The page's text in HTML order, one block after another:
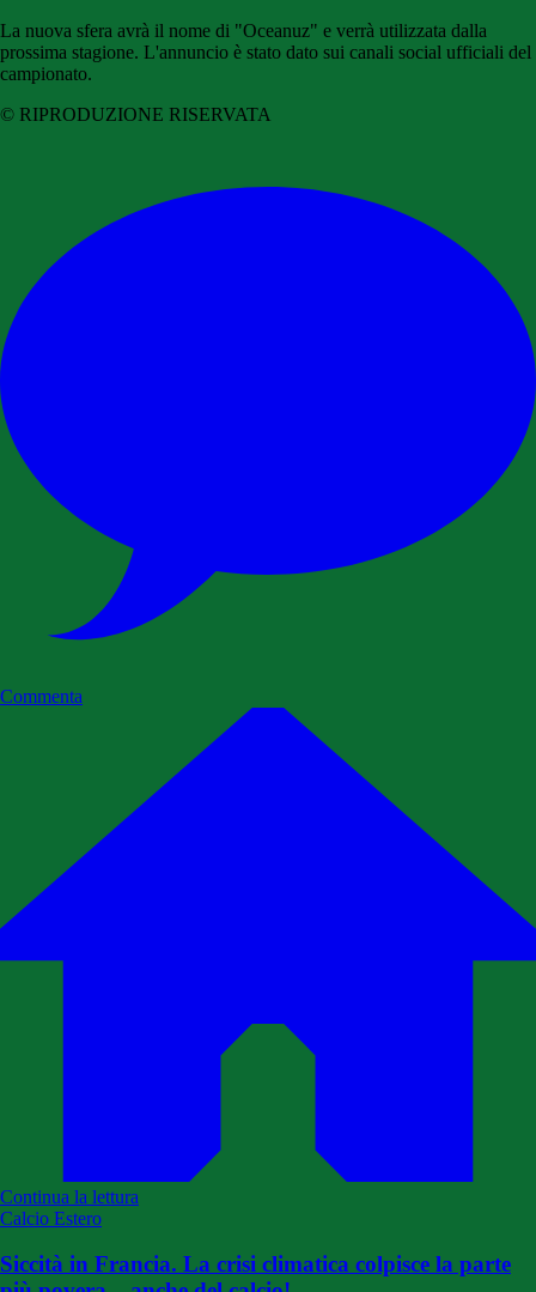
La nuova sfera avrà il nome di "Oceanuz" e verrà utilizzata dalla
prossima stagione. L'annuncio è stato dato sui canali social ufficiali del
campionato.
© RIPRODUZIONE RISERVATA
Commenta
Continua la lettura
Calcio Estero
Siccità in Francia. La crisi climatica colpisce la parte